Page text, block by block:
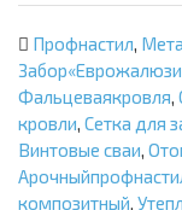
Профнастил,
Фальцеваякровля,
кровли, Сетка для
Винтовые сваи,
композитный,